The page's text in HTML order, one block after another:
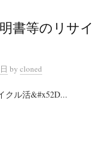
書等のリサ
by cloned
クル活&#x52D...